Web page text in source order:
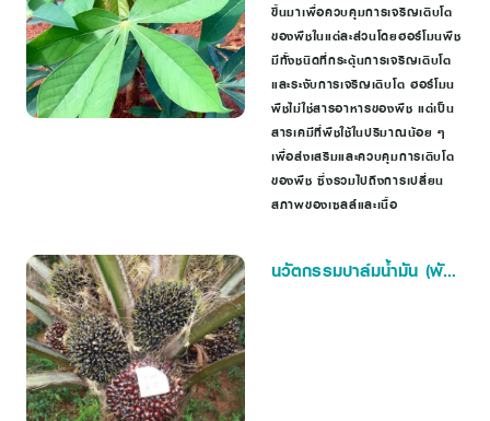
ขึ้นมาเพื่อควบคุมการเจริญเติบโต
ของพืชในแต่ละส่วนโดยฮอร์โมนพืช
มีทั้งชนิดที่กระตุ้นการเจริญเติบโต
และระงับการเจริญเติบโต ฮอร์โมน
พืชไม่ใช่สารอาหารของพืช แต่เป็น
สารเคมีที่พืชใช้ในปริมาณน้อย ๆ
เพื่อส่งเสริมและควบคุมการเติบโต
ของพืช ซึ่งรวมไปถึงการเปลี่ยน
สภาพของเซลล์และเนื้อ
นวัตกรรมปาล์มน้ำมัน (พันธุ์